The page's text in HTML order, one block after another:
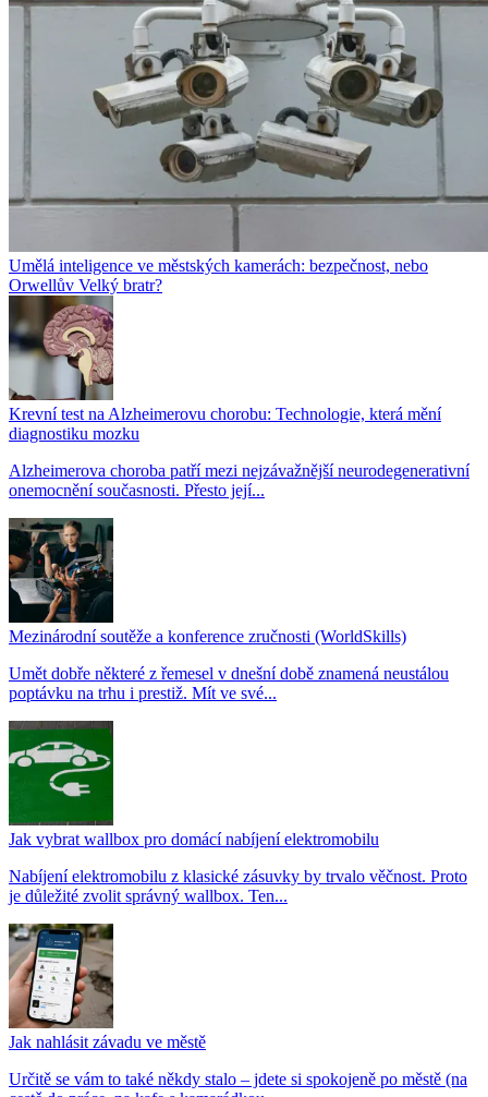
Umělá inteligence ve městských kamerách: bezpečnost, nebo
Orwellův Velký bratr?
Krevní test na Alzheimerovu chorobu: Technologie, která mění
diagnostiku mozku
Alzheimerova choroba patří mezi nejzávažnější neurodegenerativní
onemocnění současnosti. Přesto její...
Mezinárodní soutěže a konference zručnosti (WorldSkills)
Umět dobře některé z řemesel v dnešní době znamená neustálou
poptávku na trhu i prestiž. Mít ve své...
Jak vybrat wallbox pro domácí nabíjení elektromobilu
Nabíjení elektromobilu z klasické zásuvky by trvalo věčnost. Proto
je důležité zvolit správný wallbox. Ten...
Jak nahlásit závadu ve městě
Určitě se vám to také někdy stalo – jdete si spokojeně po městě (na